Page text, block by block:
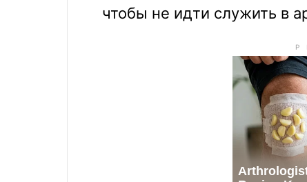
чтобы не идти служить в